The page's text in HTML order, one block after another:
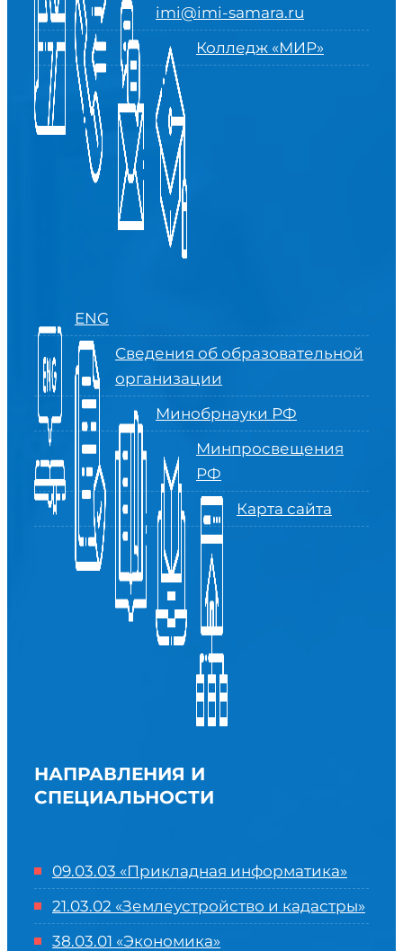
imi@imi-samara.ru
Колледж «МИР»
ENG
Сведения об образовательной
организации
Минобрнауки РФ
Минпросвещения
РФ
Карта сайта
НАПРАВЛЕНИЯ И
СПЕЦИАЛЬНОСТИ
09.03.03 «Прикладная информатика»
21.03.02 «Землеустройство и кадастры»
38.03.01 «Экономика»